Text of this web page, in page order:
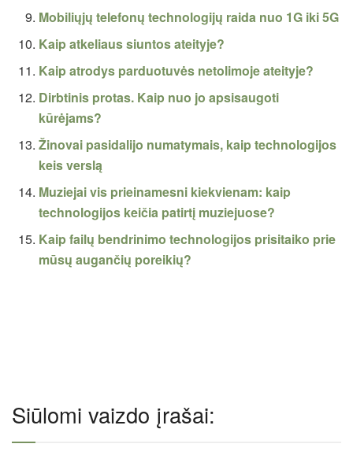
Mobiliųjų telefonų technologijų raida nuo 1G iki 5G
Kaip atkeliaus siuntos ateityje?
Kaip atrodys parduotuvės netolimoje ateityje?
Dirbtinis protas. Kaip nuo jo apsisaugoti
kūrėjams?
Žinovai pasidalijo numatymais, kaip technologijos
keis verslą
Muziejai vis prieinamesni kiekvienam: kaip
technologijos keičia patirtį muziejuose?
Kaip failų bendrinimo technologijos prisitaiko prie
mūsų augančių poreikių?
Siūlomi vaizdo įrašai: